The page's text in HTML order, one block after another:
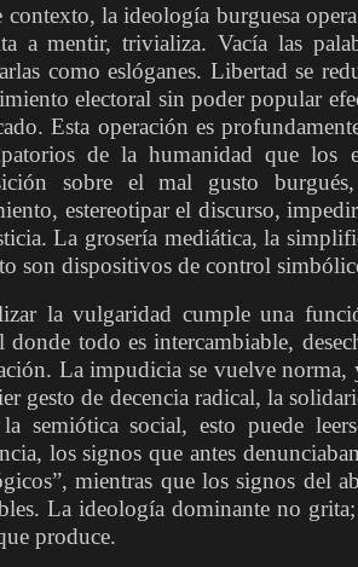
contexto, la ideología burguesa
a mentir, trivializa. Vacía las
como eslóganes. Libertad se
electoral sin poder popular
Esta operación es
de la humanidad que
sobre el mal gusto
estereotipar el discurso,
La grosería mediática, la
son dispositivos de control
la vulgaridad cumple una
donde todo es intercambiable,
La impudicia se vuelve norma,
gesto de decencia radical, la
la semiótica social, esto puede
los signos que antes
mientras que los signos del
La ideología dominante no
produce.